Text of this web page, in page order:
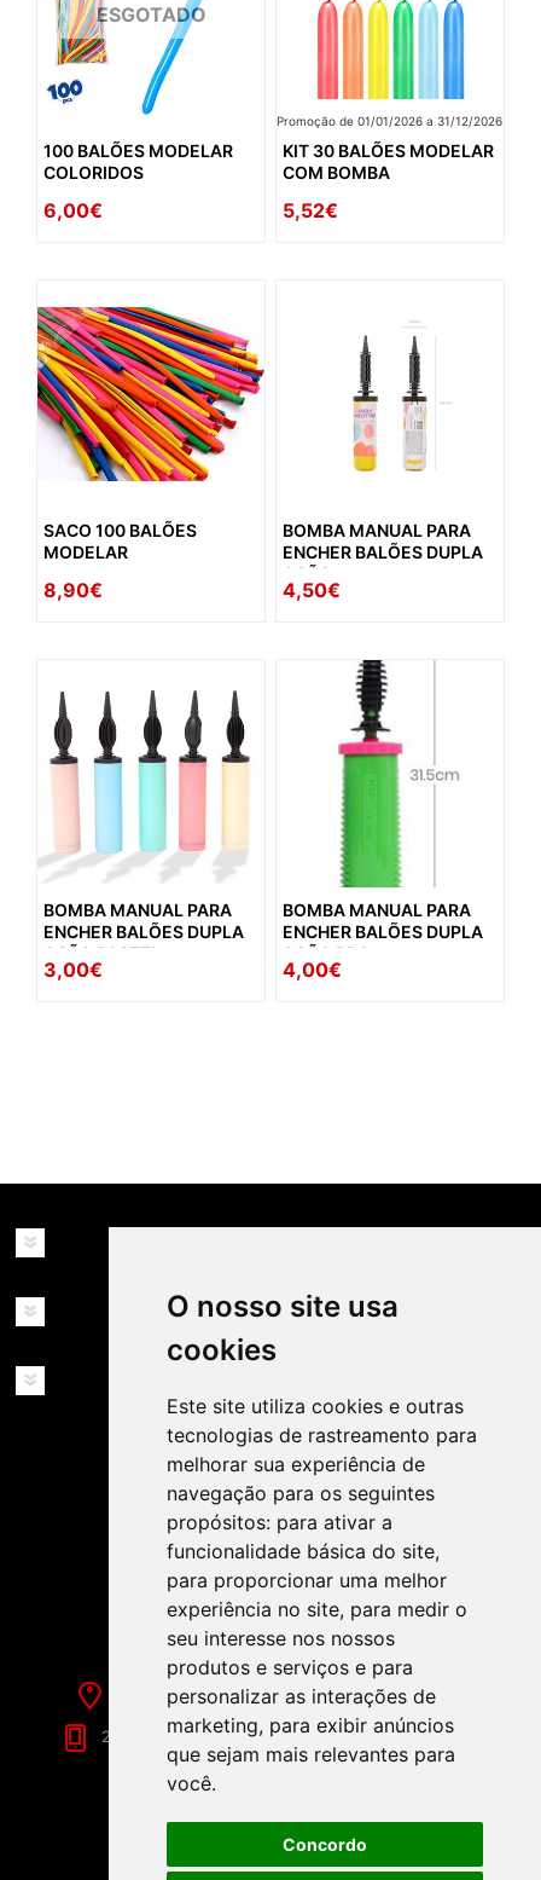
O nosso site usa
cookies
Este site utiliza cookies e outras
tecnologias de rastreamento para
melhorar sua experiência de
navegação para os seguintes
propósitos: para ativar a
funcionalidade básica do site,
para proporcionar uma melhor
experiência no site, para medir o
seu interesse nos nossos
produtos e serviços e para
personalizar as interações de
marketing, para exibir anúncios
que sejam mais relevantes para
você.
Concordo
ESGOTADO
100 BALÕES MODELAR
COLORIDOS
6,00€
Promoção de 01/01/2026 a 31/12/2026
KIT 30 BALÕES MODELAR
COM BOMBA
5,52€
SACO 100 BALÕES
MODELAR
8,90€
BOMBA MANUAL PARA
ENCHER BALÕES DUPLA
AÇÃO
4,50€
BOMBA MANUAL PARA
ENCHER BALÕES DUPLA
AÇÃO PASTEL
3,00€
BOMBA MANUAL PARA
ENCHER BALÕES DUPLA
AÇÃO PRO
4,00€
MINHA CONTA
SIGA-NOS NAS REDES SOCIAIS!
Rua de Évora, 70-C - Reguengos de Monsaraz
266 040 688 (Chamada para a Rede Fixa Nacional)